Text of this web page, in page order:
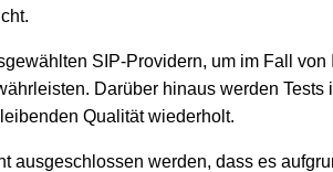
SIP-Providern, um im Fall von
Darüber hinaus werden Tests
Qualität wiederholt.
ausgeschlossen werden, dass es